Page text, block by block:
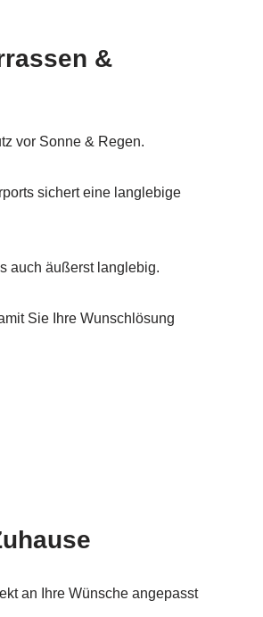
&
vor Sonne & Regen.
sichert eine langlebige
auch äußerst langlebig.
Sie Ihre Wunschlösung
an Ihre Wünsche angepasst